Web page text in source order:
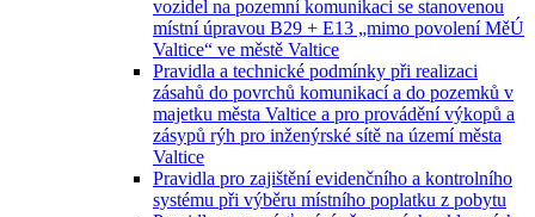
vozidel na pozemní komunikaci se stanovenou
místní úpravou B29 + E13 „mimo povolení MěÚ
Valtice“ ve městě Valtice
Pravidla a technické podmínky při realizaci
zásahů do povrchů komunikací a do pozemků v
majetku města Valtice a pro provádění výkopů a
zásypů rýh pro inženýrské sítě na území města
Valtice
Pravidla pro zajištění evidenčního a kontrolního
systému při výběru místního poplatku z pobytu